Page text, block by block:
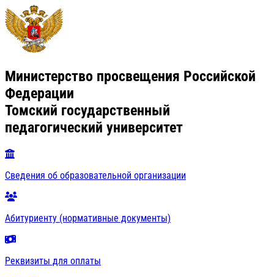
Министерство просвещения Российской
Федерации
Томский государственный
педагогический университет
Сведения об образовательной организации
Абитуриенту (нормативные документы)
Реквизиты для оплаты